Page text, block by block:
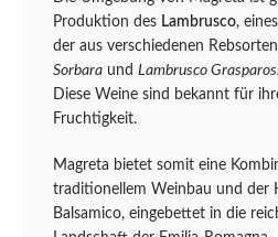
Produktion des Lambrusco,
der aus verschiedenen
Sorbara und Lambrusco
Diese Weine sind bekannt für
Fruchtigkeit.
Magreta bietet somit eine
traditionellem Weinbau und der
Balsamico, eingebettet in die